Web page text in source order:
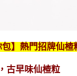
包】熱門招牌仙楂
古早味仙楂粒